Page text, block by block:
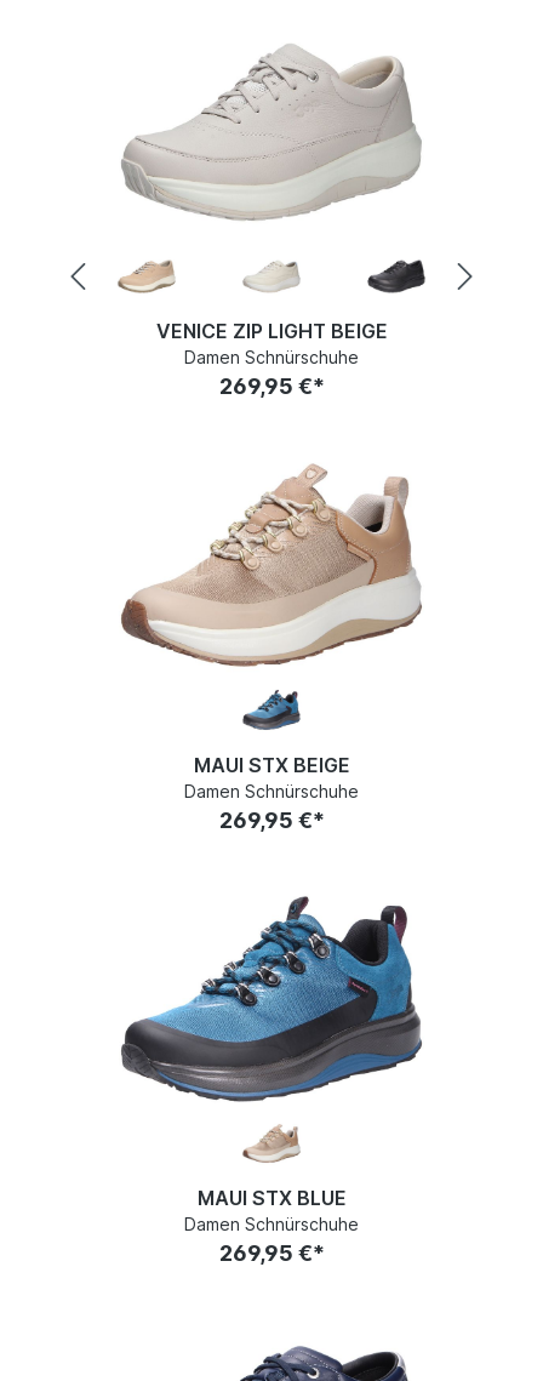
VENICE ZIP LIGHT BEIGE
Damen Schnürschuhe
269,95 €*
MAUI STX BEIGE
Damen Schnürschuhe
269,95 €*
MAUI STX BLUE
Damen Schnürschuhe
269,95 €*